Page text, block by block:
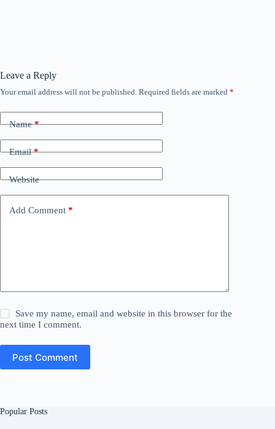
Leave a Reply
Your email address will not be published. Required fields are marked *
Name*
Email*
Website
Add Comment *
Save my name, email and website in this browser for the
next time I comment.
Post Comment
Popular Posts